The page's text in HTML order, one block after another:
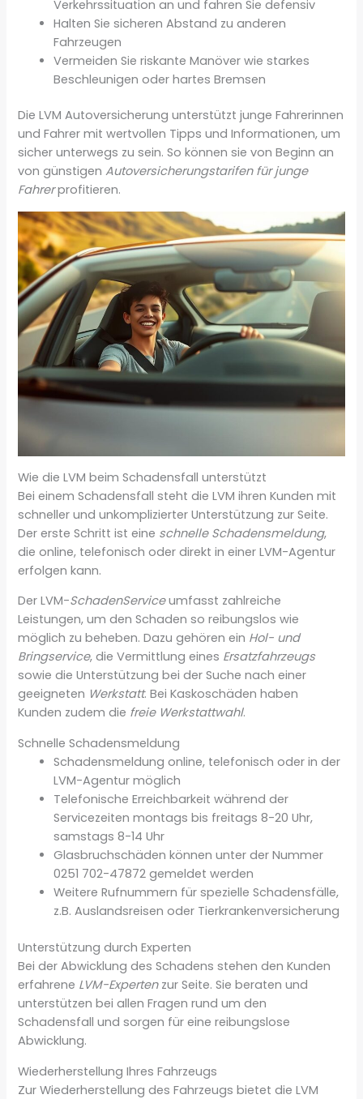
Verkehrssituation an und fahren Sie defensiv
Halten Sie sicheren Abstand zu anderen
Fahrzeugen
Vermeiden Sie riskante Manöver wie starkes
Beschleunigen oder hartes Bremsen
Die LVM Autoversicherung unterstützt junge Fahrerinnen
und Fahrer mit wertvollen Tipps und Informationen, um
sicher unterwegs zu sein. So können sie von Beginn an
von günstigenAutoversicherungstarifen für junge
Fahrerprofitieren.
Wie die LVM beim Schadensfall unterstützt
Bei einem Schadensfall steht die LVM ihren Kunden mit
schneller und unkomplizierter Unterstützung zur Seite.
Der erste Schritt ist eine schnelle Schadensmeldung,
die online, telefonisch oder direkt in einer LVM-Agentur
erfolgen kann.
Der LVM-SchadenServiceumfasst zahlreiche
Leistungen, um den Schaden so reibungslos wie
möglich zu beheben. Dazu gehören ein Hol- und
Bringservice, die Vermittlung eines Ersatzfahrzeugs
sowie die Unterstützung bei der Suche nach einer
geeigneten Werkstatt. Bei Kaskoschäden haben
Kunden zudem die freie Werkstattwahl.
Schnelle Schadensmeldung
Schadensmeldung online, telefonisch oder in der
LVM-Agentur möglich
Telefonische Erreichbarkeit während der
Servicezeiten montags bis freitags 8-20 Uhr,
samstags 8-14 Uhr
Glasbruchschäden können unter der Nummer
0251 702-47872 gemeldet werden
Weitere Rufnummern für spezielle Schadensfälle,
z.B. Auslandsreisen oder Tierkrankenversicherung
Unterstützung durch Experten
Bei der Abwicklung des Schadens stehen den Kunden
erfahrene LVM-Expertenzur Seite. Sie beraten und
unterstützen bei allen Fragen rund um den
Schadensfall und sorgen für eine reibungslose
Abwicklung.
Wiederherstellung Ihres Fahrzeugs
Zur Wiederherstellung des Fahrzeugs bietet die LVM